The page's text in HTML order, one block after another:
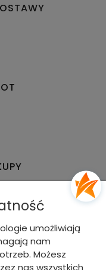
umożliwiają
nam
Możesz
nas wszystkich